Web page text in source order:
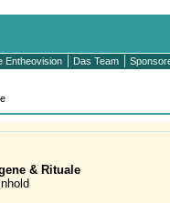
Entheovision Das Team
& Rituale